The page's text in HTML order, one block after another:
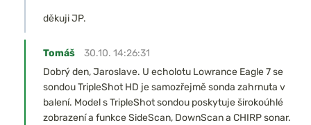
děkuji JP.
Tomáš
30.10. 14:26:31
Dobrý den, Jaroslave. U echolotu Lowrance Eagle 7 se
sondou TripleShot HD je samozřejmě sonda zahrnuta v
balení. Model s TripleShot sondou poskytuje širokoúhlé
zobrazení a funkce SideScan, DownScan a CHIRP sonar.